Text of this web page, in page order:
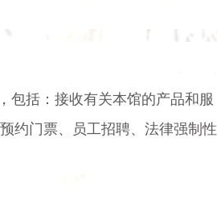
包括：接收有关本馆的产品和服
约门票、员工招聘、法律强制性